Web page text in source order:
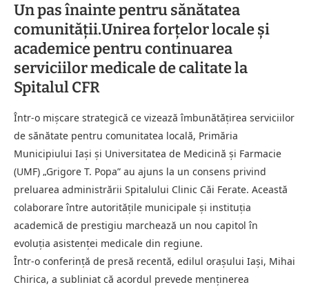
Un pas înainte pentru sănătatea
comunității.Unirea forțelor locale și
academice pentru continuarea
serviciilor medicale de calitate la
Spitalul CFR
Într-o mișcare strategică ce vizează îmbunătățirea serviciilor
de sănătate pentru comunitatea locală, Primăria
Municipiului Iași și Universitatea de Medicină și Farmacie
(UMF) „Grigore T. Popa” au ajuns la un consens privind
preluarea administrării Spitalului Clinic Căi Ferate. Această
colaborare între autoritățile municipale și instituția
academică de prestigiu marchează un nou capitol în
evoluția asistenței medicale din regiune.
Într-o conferință de presă recentă, edilul orașului Iași, Mihai
Chirica, a subliniat că acordul prevede menținerea